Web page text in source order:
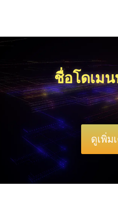
ชื่อโดเม
ดูเพิ่ม